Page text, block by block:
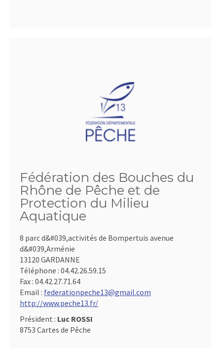
Fédération des Bouches du
Rhône de Pêche et de
Protection du Milieu
Aquatique
8 parc d&#039,activités de Bompertuis avenue
d&#039,Arménie
13120 GARDANNE
Téléphone : 04.42.26.59.15
Fax : 04.42.27.71.64
Email : federationpeche13@gmail.com
http://www.peche13.fr/
Président : Luc ROSSI
8753 Cartes de Pêche